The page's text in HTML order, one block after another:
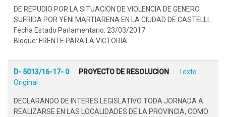
DE REPUDIO POR LA SITUACION DE VIOLENCIA DE GENERO
SUFRIDA POR YENI MARTIARENA EN LA CIUDAD DE CASTELLI..
Fecha Estado Parlamentario: 23/03/2017
Bloque: FRENTE PARA LA VICTORIA
D- 5013/16-17- 0 PROYECTO DE RESOLUCION
Texto
Original
DECLARANDO DE INTERES LEGISLATIVO TODA JORNADA A
REALIZARSE EN LAS LOCALIDADES DE LA PROVINCIA, COMO